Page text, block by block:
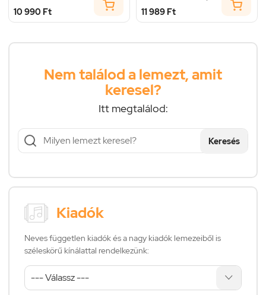
10 990 Ft 11 989 Ft
Nem találod a lemezt, amit
keresel?
Itt megtalálod:
Keresés
Kiadók
Neves független kiadók és a nagy kiadók lemezeiből is
széleskörű kínálattal rendelkezünk: